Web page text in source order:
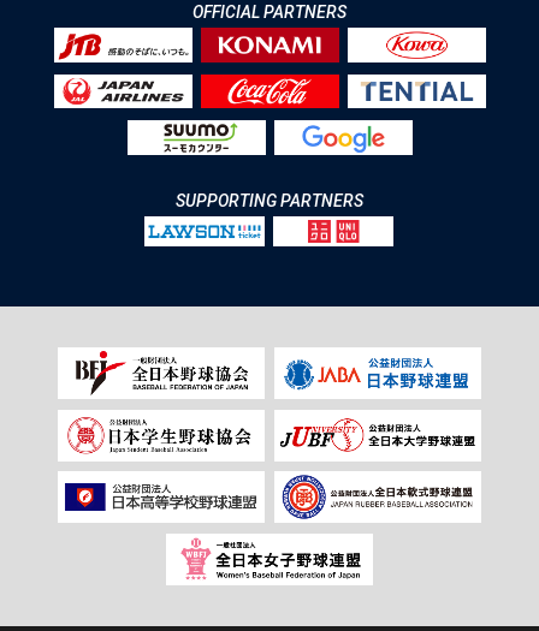
OFFICIAL PARTNERS
SUPPORTING PARTNERS